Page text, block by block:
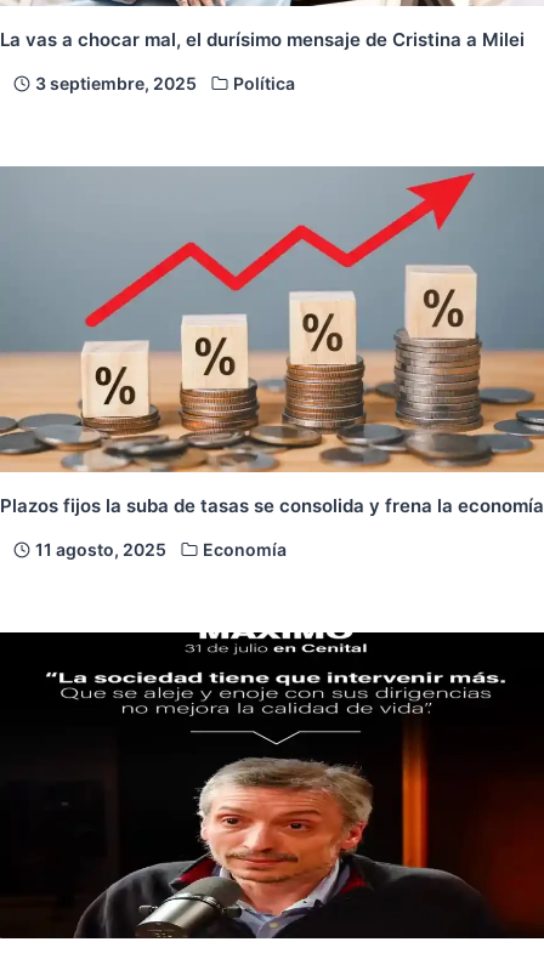
La vas a chocar mal, el durísimo mensaje de Cristina a Milei
3 septiembre, 2025 Política
Plazos fijos la suba de tasas se consolida y frena la economía
11 agosto, 2025 Economía